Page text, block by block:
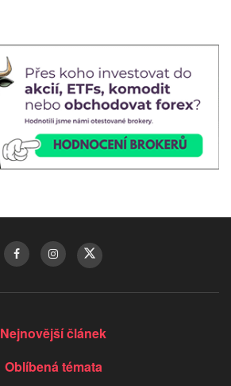
Nejnovější článek
Oblíbená témata